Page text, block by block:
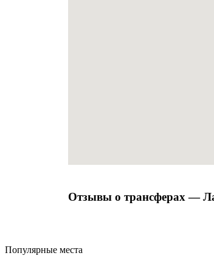
Отзывы о трансферах —
Популярные места